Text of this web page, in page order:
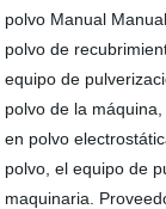
polvo Manual
polvo de
equipo de
polvo de la
en polvo
polvo, el equipo de
maquinaria.